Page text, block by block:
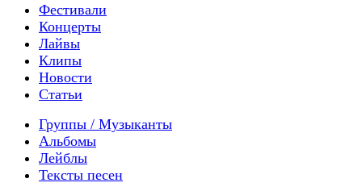
Фестивали
Концерты
Лайвы
Клипы
Новости
Статьи
Группы / Музыканты
Альбомы
Лейблы
Тексты песен